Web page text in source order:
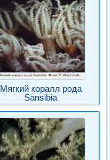
Мягкий коралл рода
Sansibia